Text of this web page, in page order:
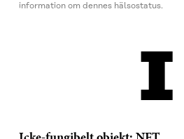
information om dennes hälsostatus.
I